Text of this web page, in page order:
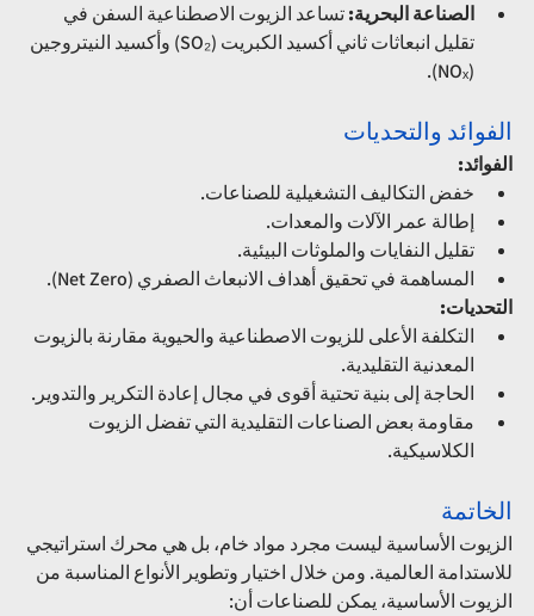
الصناعة البحرية: تساعد الزيوت الاصطناعية السفن في
تقليل انبعاثات ثاني أكسيد الكبريت (SO₂) وأكسيد النيتروجين
(NOₓ).
الفوائد والتحديات
الفوائد:
خفض التكاليف التشغيلية للصناعات.
إطالة عمر الآلات والمعدات.
تقليل النفايات والملوثات البيئية.
المساهمة في تحقيق أهداف الانبعاث الصفري (Net Zero).
التحديات:
التكلفة الأعلى للزيوت الاصطناعية والحيوية مقارنة بالزيوت
المعدنية التقليدية.
الحاجة إلى بنية تحتية أقوى في مجال إعادة التكرير والتدوير.
مقاومة بعض الصناعات التقليدية التي تفضل الزيوت
الكلاسيكية.
الخاتمة
الزيوت الأساسية ليست مجرد مواد خام، بل هي محرك استراتيجي
للاستدامة العالمية. ومن خلال اختيار وتطوير الأنواع المناسبة من
الزيوت الأساسية، يمكن للصناعات أن: